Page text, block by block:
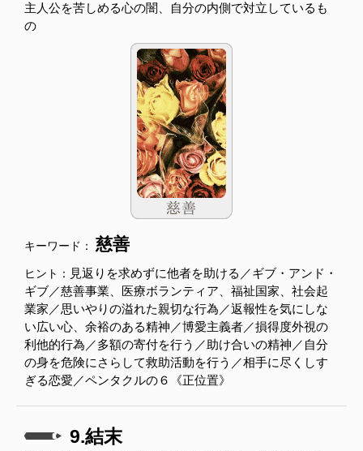
主人公を苦しめる心の闇、自分の内側で対立しているも
の
キーワード： 慈善
ヒント： 見返りを求めずに他者を助ける／ギブ・アンド・
ギブ／慈善事業、医療ボランティア、福祉国家、社会起
業家／思いやりの溢れた親切な行為／返報性を気にしな
い広い心、余裕のある精神／博愛主義者／損得度外視の
利他的行為／多額の寄付を行う／助け合いの精神／自分
の身を危険にさらして救助活動を行う／相手に尽くしす
ぎる恋愛／ペンタクルの６《正位置》
9.結末